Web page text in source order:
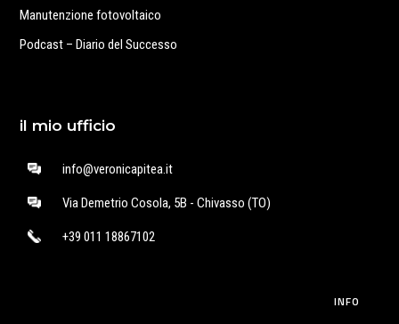
Manutenzione fotovoltaico
Podcast – Diario del Successo
il mio ufficio
info@veronicapitea.it
Via Demetrio Cosola, 5B - Chivasso (TO)
+39 011 18867102
INFO